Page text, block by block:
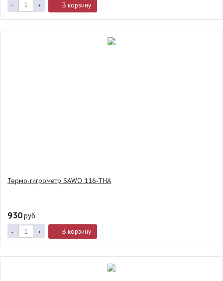
- + В корзину
Термо-гигрометр SAWO 116-THA
930руб.
- + В корзину